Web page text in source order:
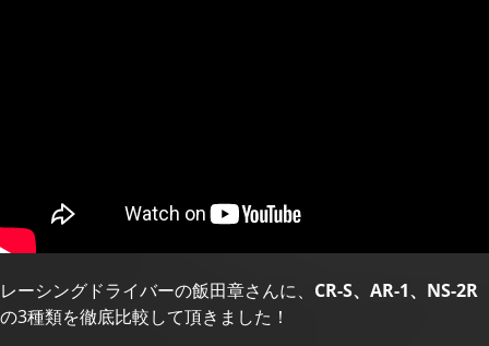
レーシングドライバーの飯田章さんに、 CR-S、AR-1、NS-2R
の3種類を徹底比較して頂きました！